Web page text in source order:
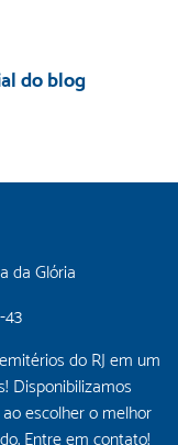
do blog
da Glória
43
do RJ em um
Disponibilizamos
escolher o melhor
Entre em contato!